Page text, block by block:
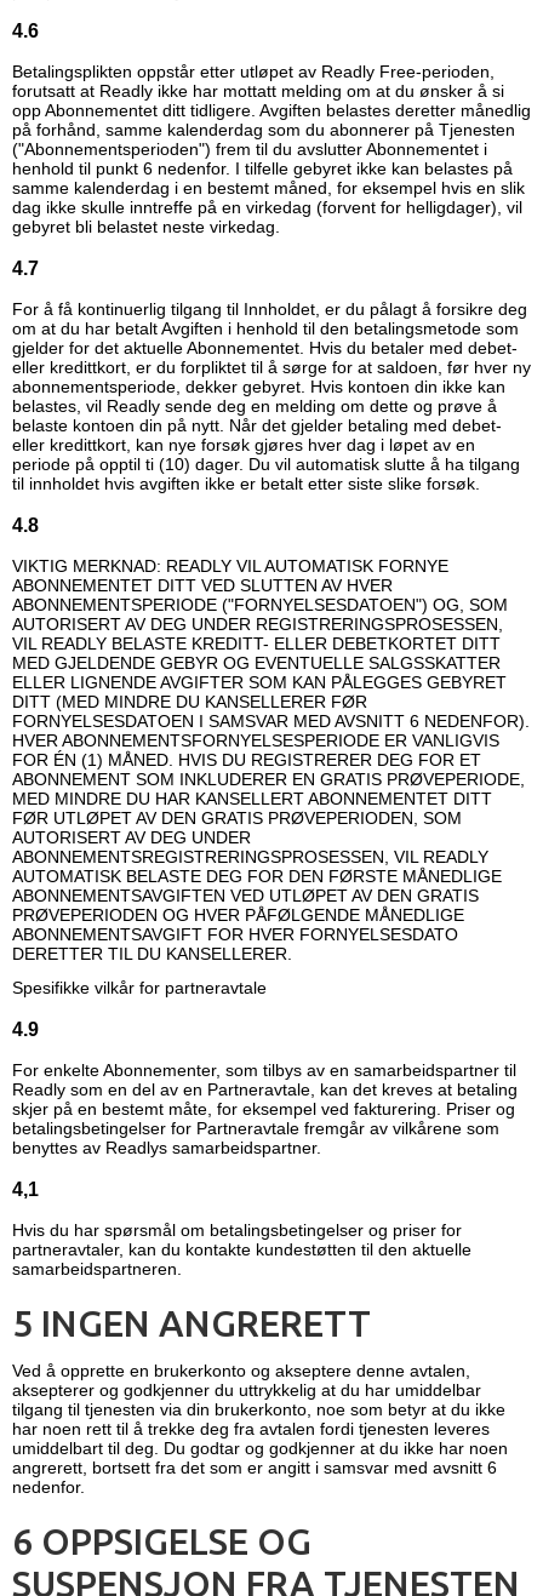
4.6
Betalingsplikten oppstår etter utløpet av Readly Free-perioden,
forutsatt at Readly ikke har mottatt melding om at du ønsker å si
opp Abonnementet ditt tidligere. Avgiften belastes deretter månedlig
på forhånd, samme kalenderdag som du abonnerer på Tjenesten
("Abonnementsperioden") frem til du avslutter Abonnementet i
henhold til punkt 6 nedenfor. I tilfelle gebyret ikke kan belastes på
samme kalenderdag i en bestemt måned, for eksempel hvis en slik
dag ikke skulle inntreffe på en virkedag (forvent for helligdager), vil
gebyret bli belastet neste virkedag.
4.7
For å få kontinuerlig tilgang til Innholdet, er du pålagt å forsikre deg
om at du har betalt Avgiften i henhold til den betalingsmetode som
gjelder for det aktuelle Abonnementet. Hvis du betaler med debet-
eller kredittkort, er du forpliktet til å sørge for at saldoen, før hver ny
abonnementsperiode, dekker gebyret. Hvis kontoen din ikke kan
belastes, vil Readly sende deg en melding om dette og prøve å
belaste kontoen din på nytt. Når det gjelder betaling med debet-
eller kredittkort, kan nye forsøk gjøres hver dag i løpet av en
periode på opptil ti (10) dager. Du vil automatisk slutte å ha tilgang
til innholdet hvis avgiften ikke er betalt etter siste slike forsøk.
4.8
VIKTIG MERKNAD: READLY VIL AUTOMATISK FORNYE
ABONNEMENTET DITT VED SLUTTEN AV HVER
ABONNEMENTSPERIODE ("FORNYELSESDATOEN") OG, SOM
AUTORISERT AV DEG UNDER REGISTRERINGSPROSESSEN,
VIL READLY BELASTE KREDITT- ELLER DEBETKORTET DITT
MED GJELDENDE GEBYR OG EVENTUELLE SALGSSKATTER
ELLER LIGNENDE AVGIFTER SOM KAN PÅLEGGES GEBYRET
DITT (MED MINDRE DU KANSELLERER FØR
FORNYELSESDATOEN I SAMSVAR MED AVSNITT 6 NEDENFOR).
HVER ABONNEMENTSFORNYELSESPERIODE ER VANLIGVIS
FOR ÉN (1) MÅNED. HVIS DU REGISTRERER DEG FOR ET
ABONNEMENT SOM INKLUDERER EN GRATIS PRØVEPERIODE,
MED MINDRE DU HAR KANSELLERT ABONNEMENTET DITT
FØR UTLØPET AV DEN GRATIS PRØVEPERIODEN, SOM
AUTORISERT AV DEG UNDER
ABONNEMENTSREGISTRERINGSPROSESSEN, VIL READLY
AUTOMATISK BELASTE DEG FOR DEN FØRSTE MÅNEDLIGE
ABONNEMENTSAVGIFTEN VED UTLØPET AV DEN GRATIS
PRØVEPERIODEN OG HVER PÅFØLGENDE MÅNEDLIGE
ABONNEMENTSAVGIFT FOR HVER FORNYELSESDATO
DERETTER TIL DU KANSELLERER.
Spesifikke vilkår for partneravtale
4.9
For enkelte Abonnementer, som tilbys av en samarbeidspartner til
Readly som en del av en Partneravtale, kan det kreves at betaling
skjer på en bestemt måte, for eksempel ved fakturering. Priser og
betalingsbetingelser for Partneravtale fremgår av vilkårene som
benyttes av Readlys samarbeidspartner.
4,1
Hvis du har spørsmål om betalingsbetingelser og priser for
partneravtaler, kan du kontakte kundestøtten til den aktuelle
samarbeidspartneren.
5 INGEN ANGRERETT
Ved å opprette en brukerkonto og akseptere denne avtalen,
aksepterer og godkjenner du uttrykkelig at du har umiddelbar
tilgang til tjenesten via din brukerkonto, noe som betyr at du ikke
har noen rett til å trekke deg fra avtalen fordi tjenesten leveres
umiddelbart til deg. Du godtar og godkjenner at du ikke har noen
angrerett, bortsett fra det som er angitt i samsvar med avsnitt 6
nedenfor.
6 OPPSIGELSE OG
SUSPENSJON FRA TJENESTEN